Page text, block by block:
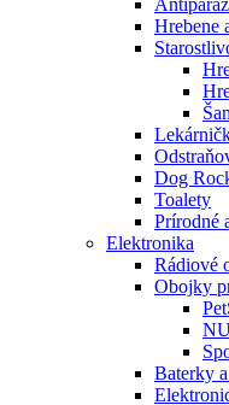
Hrebene
Dog
Toalety
Prírodné
Elektronika
Rádiové
Obojky
Baterky